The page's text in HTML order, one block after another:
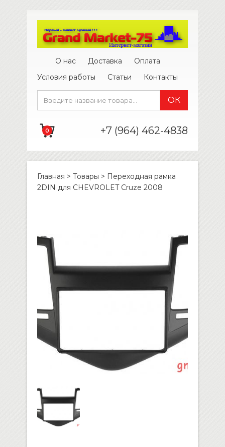
О нас Доставка
Оплата
Условия работы
Статьи Контакты
0 +7 (964) 462-4838
Главная > Товары > Переходная рамка
2DIN для CHEVROLET Cruze 2008